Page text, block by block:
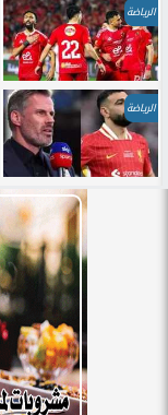
الرياضة
الرياضة